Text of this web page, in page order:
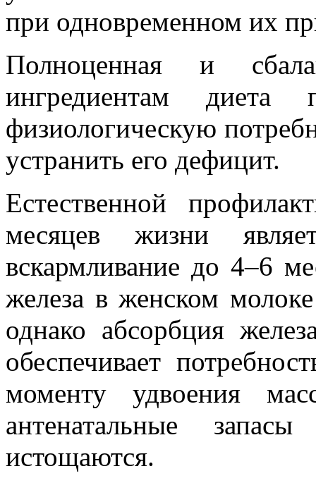
при одновременном их
Полноценная и
ингредиентам диета
физиологическую
устранить его дефицит.
Естественной
месяцев жизни
вскармливание до 4–6
железа в женском
однако абсорбция
обеспечивает
моменту удвоения
антенатальные
истощаются.